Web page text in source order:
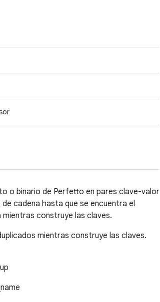
o binario de Perfetto en pares clave-valor
cadena hasta que se encuentra el
construye las claves.
mientras construye las claves.